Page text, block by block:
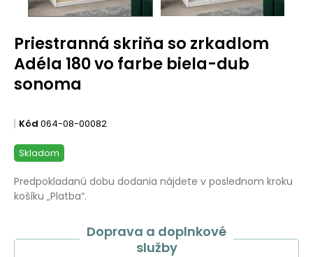
Priestranná skriňa so zrkadlom
Adéla 180 vo farbe biela-dub
sonoma
Kód 064-08-00082
Skladom
Predpokladanú dobu dodania nájdete v poslednom kroku
košíku „Platba“.
Doprava a doplnkové
služby